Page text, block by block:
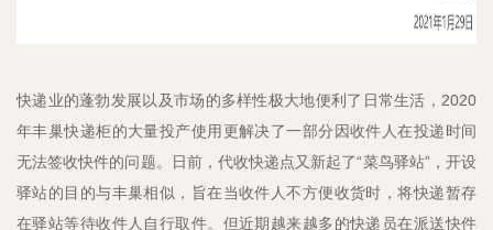
快递业的蓬勃发展以及市场的多样性极大地便利了日常生活，2020
年丰巢快递柜的大量投产使用更解决了一部分因收件人在投递时间
无法签收快件的问题。日前，代收快递点又新起了“菜鸟驿站”，开设
驿站的目的与丰巢相似，旨在当收件人不方便收货时，将快递暂存
在驿站等待收件人自行取件。但近期越来越多的快递员在派送快件